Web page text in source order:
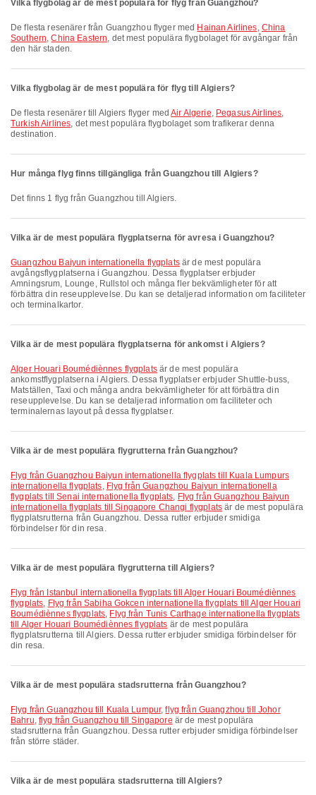
Vilka flygbolag är de mest populära för flyg från Guangzhou?
De flesta resenärer från Guangzhou flyger med Hainan Airlines, China
Southern,China Eastern, det mest populära flygbolaget för avgångar från
den här staden.
Vilka flygbolag är de mest populära för flyg till Algiers?
De flesta resenärer till Algiers flyger medAir Algerie, Pegasus Airlines,
Turkish Airlines, det mest populära flygbolaget som trafikerar denna
destination.
Hur många flyg finns tillgängliga från Guangzhou till Algiers?
Det finns 1 flyg från Guangzhou till Algiers.
Vilka är de mest populära flygplatserna för avresa i Guangzhou?
Guangzhou Baiyun internationella flygplatsär de mest populära
avgångsflygplatserna i Guangzhou. Dessa flygplatser erbjuder
Amningsrum, Lounge, Rullstol och många fler bekvämligheter för att
förbättra din reseupplevelse. Du kan se detaljerad information om faciliteter
och terminalkartor.
Vilka är de mest populära flygplatserna för ankomst i Algiers?
Alger Houari Boumédiènnes flygplatsär de mest populära
ankomstflygplatserna i Algiers. Dessa flygplatser erbjuder Shuttle-buss,
Matställen, Taxi och många andra bekvämligheter för att förbättra din
reseupplevelse. Du kan se detaljerad information om faciliteter och
terminalernas layout på dessa flygplatser.
Vilka är de mest populära flygrutterna från Guangzhou?
Flyg från Guangzhou Baiyun internationella flygplats till Kuala Lumpurs
internationella flygplats, Flyg från Guangzhou Baiyun internationella
flygplats till Senai internationella flygplats, Flyg från Guangzhou Baiyun
internationella flygplats till Singapore Changi flygplatsär de mest populära
flygplatsrutterna från Guangzhou. Dessa rutter erbjuder smidiga
förbindelser för din resa.
Vilka är de mest populära flygrutterna till Algiers?
Flyg från Istanbul internationella flygplats till Alger Houari Boumédiènnes
flygplats, Flyg från Sabiha Gokcen internationella flygplats till Alger Houari
Boumédiènnes flygplats, Flyg från Tunis Carthage internationella flygplats
till Alger Houari Boumédiènnes flygplats är de mest populära
flygplatsrutterna till Algiers. Dessa rutter erbjuder smidiga förbindelser för
din resa.
Vilka är de mest populära stadsrutterna från Guangzhou?
flyg från Guangzhou till Kuala Lumpur,flyg från Guangzhou till Johor
Bahru, flyg från Guangzhou till Singapore är de mest populära
stadsrutterna från Guangzhou. Dessa rutter erbjuder smidiga förbindelser
från större städer.
Vilka är de mest populära stadsrutterna till Algiers?